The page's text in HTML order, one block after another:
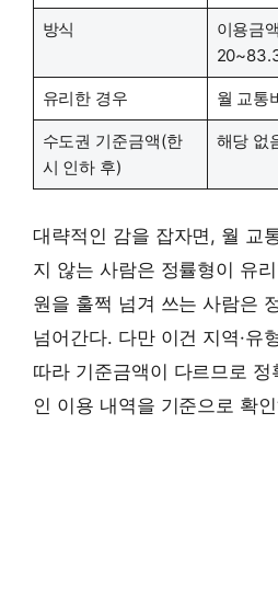
방식
이용금
유리한 경우 월 교통
수도권 기준금액(한
시 인하 후)
해당 없
대략적인 감을 잡자면, 월 교
지 않는 사람은 정률형이 유
원을 훌쩍 넘겨 쓰는 사람은
넘어간다. 다만 이건 지역·유
따라 기준금액이 다르므로
인 이용 내역을 기준으로 확